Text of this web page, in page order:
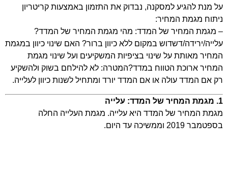
על מנת להגיע למסקנה, נבדוק את התזמון באמצעות קריטריון
ניתוח מגמת המחיר:
– מגמת המחיר של המדד: מהי מגמת המחיר של המדד?
עלייה/ירידה/דשדוש במקום ללא כיוון ברור? האם שינוי כיוון במגמת
המחיר מאותת על שינוי בציפיות המשקיעים ועל שינוי מגמת
המחיר ארוכת הטווח במדד?המטרה: לא להילחם בשוק ולהשקיע
רק אם המדד עולה או אם המדד יורד ומתחיל לשנות כיוון לעלייה.
1. מגמת המחיר של המדד: עלייה
מגמת המחיר של המדד היא עלייה. מגמת העלייה החלה
בספטמבר 2019 וממשיכה עד היום.